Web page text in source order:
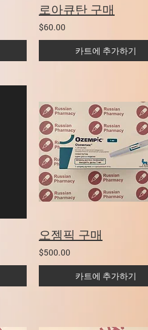
로아큐탄 구매
$60.00
카트에 추가하기
오젬픽 구매
$500.00
카트에 추가하기